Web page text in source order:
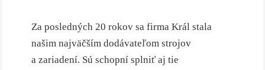
Za posledných 20 rokov sa firma Král stala
našim najväčším dodávateľom strojov
a zariadení. Sú schopní splniť aj tie